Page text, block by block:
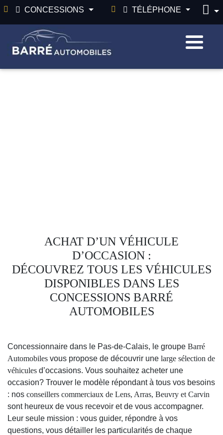
CONCESSIONS TÉLÉPHONE
ACHAT D’UN VÉHICULE
D’OCCASION :
DÉCOUVREZ TOUS LES VÉHICULES
DISPONIBLES DANS LES
CONCESSIONS BARRÉ
AUTOMOBILES
Concessionnaire dans le Pas-de-Calais, le groupe Barré
Automobiles vous propose de découvrir une large sélection de
véhicules d’occasions. Vous souhaitez acheter une
occasion? Trouver le modèle répondant à tous vos besoins
: nos conseillers commerciaux de Lens, Arras, Beuvry et Carvin
sont heureux de vous recevoir et de vous accompagner.
Leur seule mission : vous guider, répondre à vos
questions, vous détailler les particularités de chaque